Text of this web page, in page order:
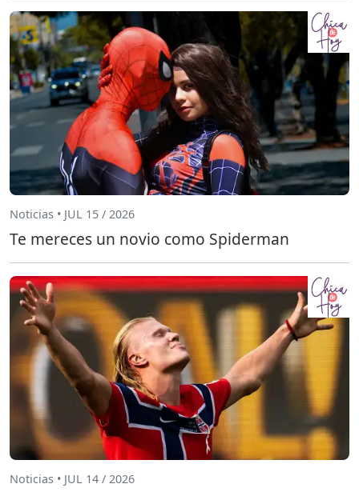
Noticias • JUL 15 / 2026
Te mereces un novio como Spiderman
Noticias • JUL 14 / 2026